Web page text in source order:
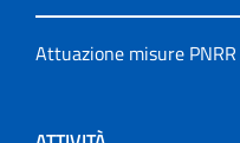
Attuazione misure PNRR